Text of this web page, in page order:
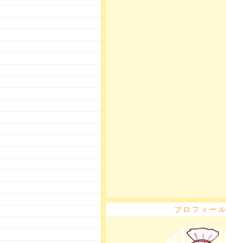
プロフィール